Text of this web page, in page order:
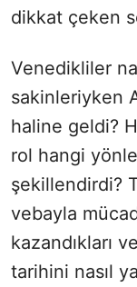
dikkat çeken
Venedikliler
sakinleriyken
haline geldi?
rol hangi
şekillendirdi?
vebayla
kazandıkları
tarihini nasıl